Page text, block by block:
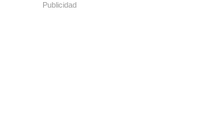
Publicidad